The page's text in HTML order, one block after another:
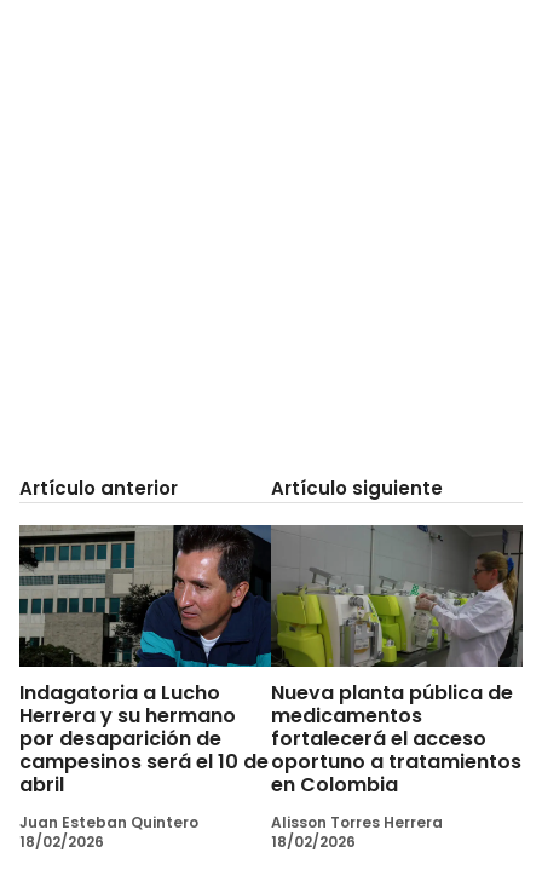
Artículo anterior
Indagatoria a Lucho
Herrera y su hermano
por desaparición de
campesinos será el 10 de
abril
Juan Esteban Quintero
18/02/2026
Artículo siguiente
Nueva planta pública de
medicamentos
fortalecerá el acceso
oportuno a tratamientos
en Colombia
Alisson Torres Herrera
18/02/2026